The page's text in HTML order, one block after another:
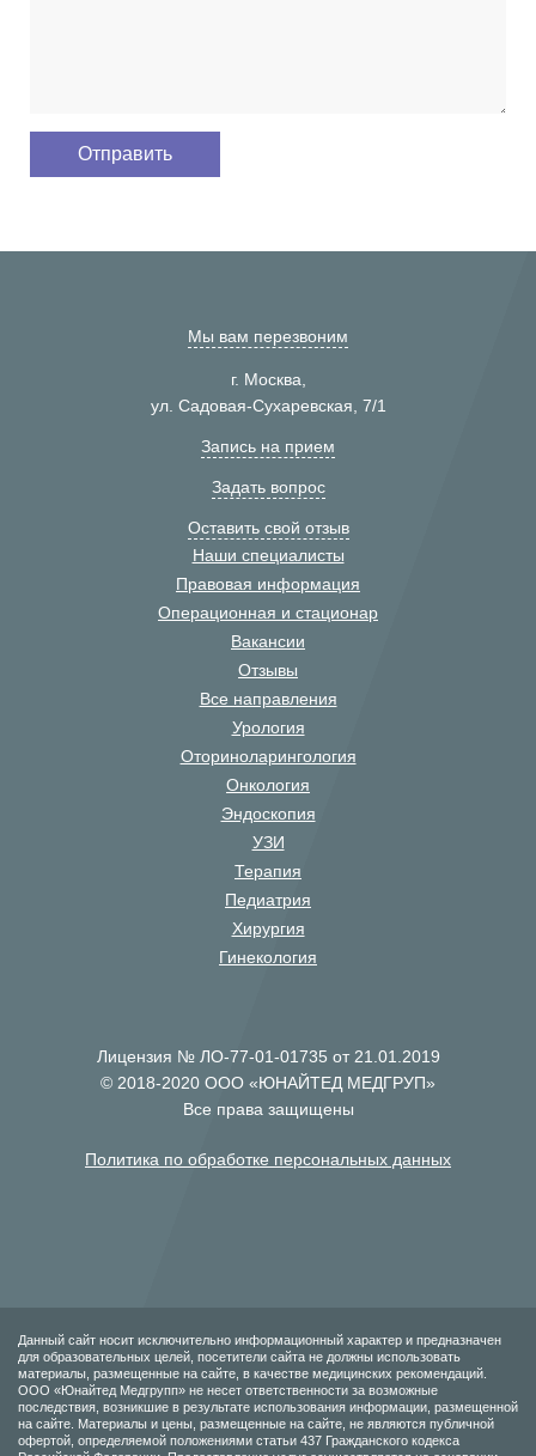
Мы вам перезвоним
г. Москва,
ул. Садовая-Сухаревская, 7/1
Запись на прием
Задать вопрос
Оставить свой отзыв
Наши специалисты
Правовая информация
Операционная и стационар
Вакансии
Отзывы
Все направления
Урология
Оториноларингология
Онкология
Эндоскопия
УЗИ
Терапия
Педиатрия
Хирургия
Гинекология
Лицензия № ЛО-77-01-01735 от 21.01.2019
© 2018-2020 ООО «ЮНАЙТЕД МЕДГРУП»
Все права защищены
Политика по обработке персональных данных
Данный сайт носит исключительно информационный характер и предназначен
для образовательных целей, посетители сайта не должны использовать
материалы, размещенные на сайте, в качестве медицинских рекомендаций.
ООО «Юнайтед Медгрупп» не несет ответственности за возможные
последствия, возникшие в результате использования информации, размещенной
на сайте. Материалы и цены, размещенные на сайте, не являются публичной
офертой, определяемой положениями статьи 437 Гражданского кодекса